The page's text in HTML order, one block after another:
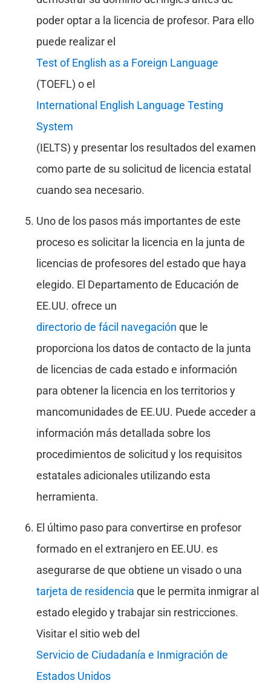
poder optar a la licencia de profesor. Para ello
puede realizar el
Test of English as a Foreign Language
(TOEFL) o el
International English Language Testing
System
(IELTS) y presentar los resultados del examen
como parte de su solicitud de licencia estatal
cuando sea necesario.
Uno de los pasos más importantes de este
proceso es solicitar la licencia en la junta de
licencias de profesores del estado que haya
elegido. El Departamento de Educación de
EE.UU. ofrece un
directorio de fácil navegación que le
proporciona los datos de contacto de la junta
de licencias de cada estado e información
para obtener la licencia en los territorios y
mancomunidades de EE.UU. Puede acceder a
información más detallada sobre los
procedimientos de solicitud y los requisitos
estatales adicionales utilizando esta
herramienta.
El último paso para convertirse en profesor
formado en el extranjero en EE.UU. es
asegurarse de que obtiene un visado o una
tarjeta de residencia que le permita inmigrar al
estado elegido y trabajar sin restricciones.
Visitar el sitio web del
Servicio de Ciudadanía e Inmigración de
Estados Unidos